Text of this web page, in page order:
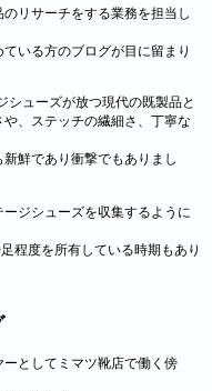
リサーチをする業務を担当し
いる方のブログが目に留まり
シューズが放つ現代の既製品と
、ステッチの繊細さ、丁寧な
鮮であり衝撃でもありまし
ジシューズを収集するように
程度を所有している時期もあり
としてミマツ靴店で働く傍